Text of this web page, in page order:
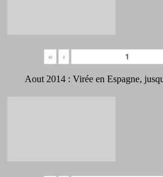
« ‹
Aout 2014 : Virée en Espagne,